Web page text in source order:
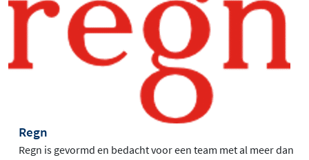
Regn
Regn is gevormd en bedacht voor een team met al meer dan